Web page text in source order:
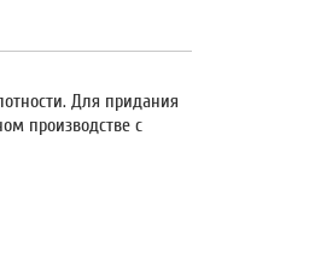
Для придания
производстве с